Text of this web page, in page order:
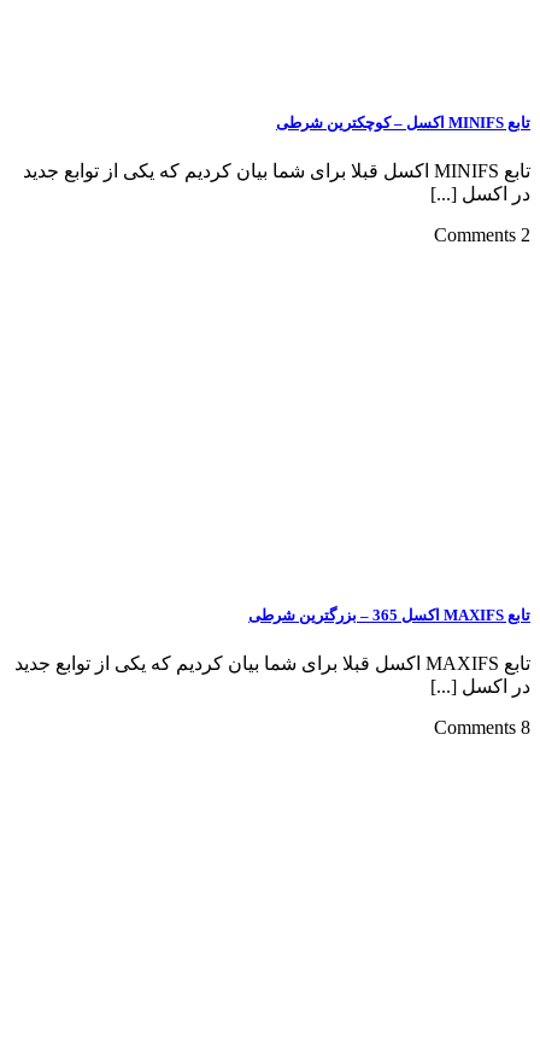
تابع MINIFS اکسل قبلا برای شما بیان کردیم که یکی از توابع جدید
تابع MAXIFS اکسل قبلا برای شما بیان کردیم که یکی از توابع جدید